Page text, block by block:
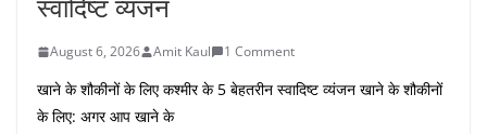
स्वादिष्ट व्यंजन
August 6, 2026 Amit Kaul 1 Comment
खाने के शौकीनों के लिए कश्मीर के 5 बेहतरीन स्वादिष्ट व्यंजन खाने के शौकीनों
के लिए: अगर आप खाने के